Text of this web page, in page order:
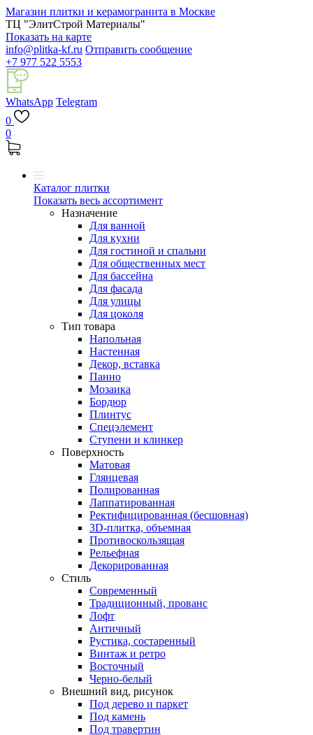
Магазин плитки и керамогранита в Москве
ТЦ "ЭлитСтрой Материалы"
Показать на карте
info@plitka-kf.ru Отправить сообщение
+7 977 522 5553
WhatsApp Telegram
0
0
Каталог плитки
Показать весь ассортимент
Назначение
Для ванной
Для кухни
Для гостиной и спальни
Для общественных мест
Для бассейна
Для фасада
Для улицы
Для цоколя
Тип товара
Напольная
Настенная
Декор, вставка
Панно
Мозаика
Бордюр
Плинтус
Спецэлемент
Ступени и клинкер
Поверхность
Матовая
Глянцевая
Полированная
Лаппатированная
Ректифицированная (бесшовная)
3D-плитка, объемная
Противоскользящая
Рельефная
Декорированная
Стиль
Современный
Традиционный, прованс
Лофт
Античный
Рустика, состаренный
Винтаж и ретро
Восточный
Черно-белый
Внешний вид, рисунок
Под дерево и паркет
Под камень
Под травертин